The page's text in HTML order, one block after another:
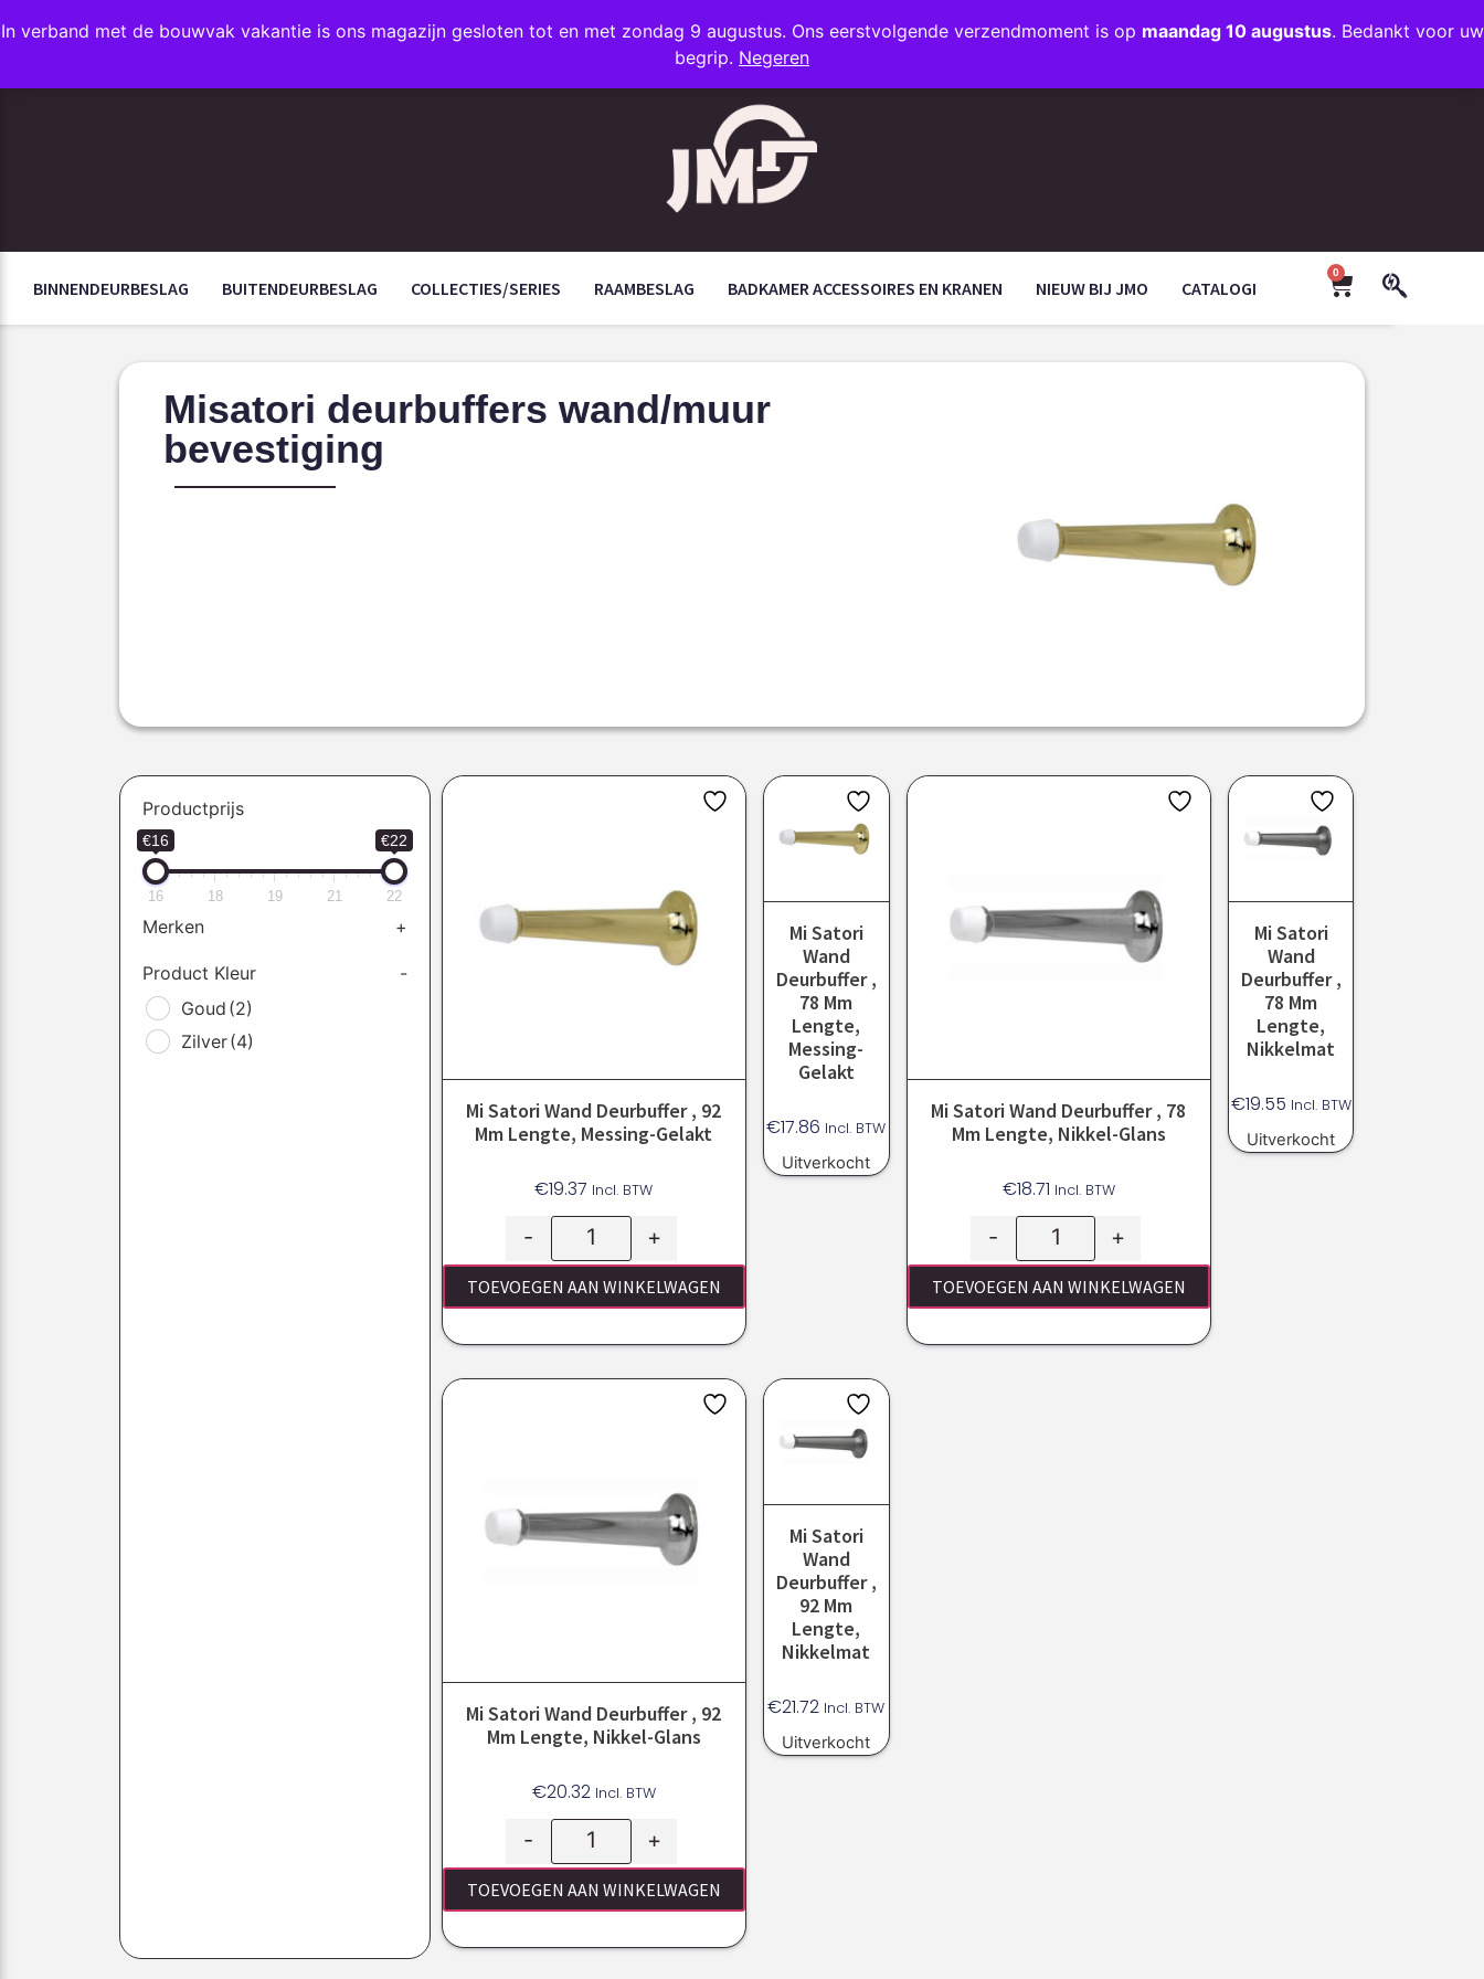
In verband met de bouwvak vakantie is ons magazijn gesloten tot en met zondag 9 augustus. Ons eerstvolgende verzendmoment is op maandag 10 augustus. Bedankt voor uw
begrip. Negeren
INFO@JMODESIGN.NL
+31 (0)35 203 1663
FAVORIETEN
BINNENDEURBESLAG BUITENDEURBESLAG COLLECTIES/SERIES RAAMBESLAG BADKAMER ACCESSOIRES EN KRANEN NIEUW BIJ JMO CATALOGI
0
Misatori deurbuffers wand/muur
bevestiging
Productprijs
€16 €22
16 18 19 21 22
Merken +
Product Kleur
-
Goud (2)
Zilver(4)
Mi Satori Wand Deurbuffer , 92
Mm Lengte, Messing-Gelakt
€19.37 Incl. BTW
- +
TOEVOEGEN AAN WINKELWAGEN
Mi Satori
Wand
Deurbuffer ,
78 Mm
Lengte,
Messing-
Gelakt
€17.86 Incl. BTW
Uitverkocht
Mi Satori Wand Deurbuffer , 78
Mm Lengte, Nikkel-Glans
€18.71 Incl. BTW
- +
TOEVOEGEN AAN WINKELWAGEN
Mi Satori
Wand
Deurbuffer ,
78 Mm
Lengte,
Nikkelmat
€19.55 Incl. BTW
Uitverkocht
Mi Satori Wand Deurbuffer , 92
Mm Lengte, Nikkel-Glans
€20.32 Incl. BTW
- +
TOEVOEGEN AAN WINKELWAGEN
Mi Satori
Wand
Deurbuffer ,
92 Mm
Lengte,
Nikkelmat
€21.72 Incl. BTW
Uitverkocht